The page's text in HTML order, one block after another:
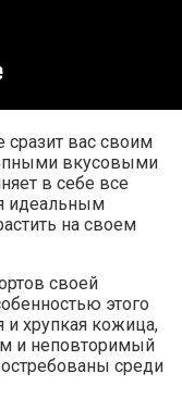
сразит вас своим
вкусовыми
в себе все
идеальным
на своем
своей
этого
и хрупкая кожица,
и неповторимый
среди